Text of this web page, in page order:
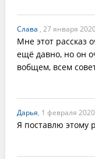
Слава , 27 января
Мне этот рассказ
ещё давно, но он
вобщем, всем
Дарья, 1 февраля